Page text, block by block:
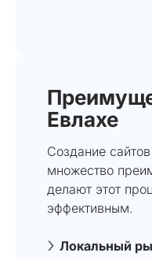
Евлахе
Создание
множество
делают этот
эффективным.
Локальный